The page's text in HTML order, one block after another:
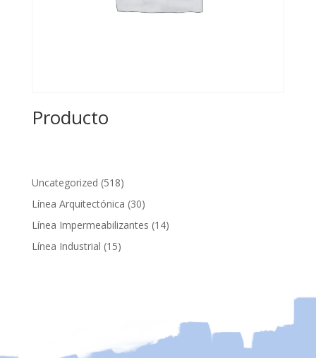
Producto
Uncategorized 518518
productos
Línea Arquitectónica 3030
productos
Línea Impermeabilizantes 1414
Línea Industrial 1515